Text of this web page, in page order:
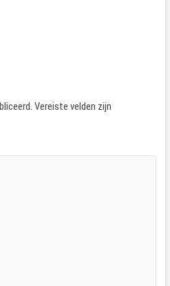
Vereiste velden zijn